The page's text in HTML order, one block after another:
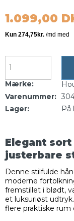
1.099,00
Mærke:
Varenummer:
Lager:
På
Elegant
justerbare
Denne stilfulde
moderne
fremstillet i blødt,
et luksuriøst
flere praktiske rum